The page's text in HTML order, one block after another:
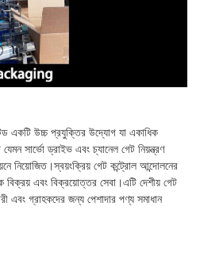
একটি উচ্চ প্রযুক্তির উদ্যোগ যা একাধিক
সার্ভো ড্রাইভ এবং চ্যানেল গেট নিয়ন্ত্রণ
নিয়োজিত।স্বয়ংক্রিয় গেট কন্ট্রোল আন্দোলনের
এবং বিক্রয়োত্তর সেবা।এটি দেশীয় গেট
এবং গ্রাহকদের জন্য পেশাদার পণ্য সমাধান